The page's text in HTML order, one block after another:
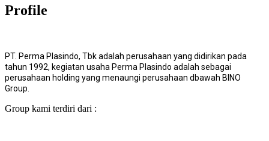
Profile
PT. Perma Plasindo, Tbk adalah perusahaan yang didirikan pada
tahun 1992, kegiatan usaha Perma Plasindo adalah sebagai
perusahaan holding yang menaungi perusahaan dbawah BINO
Group.
Group kami terdiri dari :